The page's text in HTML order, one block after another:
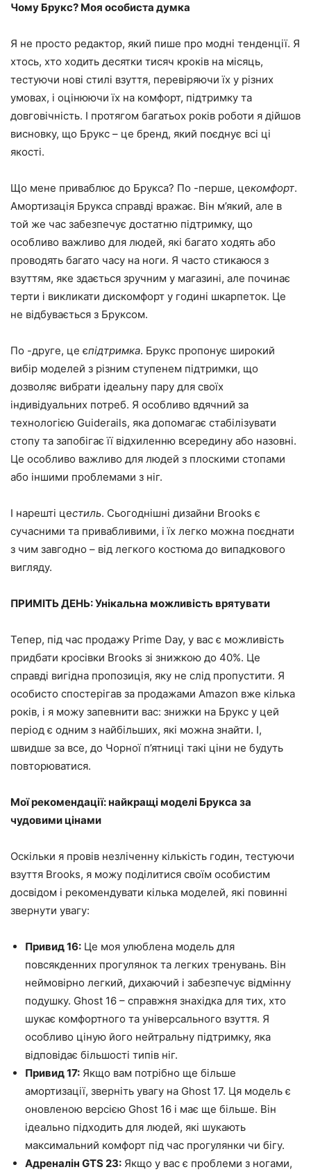
Чому Брукс? Моя особиста думка
Я не просто редактор, який пише про модні тенденції. Я
хтось, хто ходить десятки тисяч кроків на місяць,
тестуючи нові стилі взуття, перевіряючи їх у різних
умовах, і оцінюючи їх на комфорт, підтримку та
довговічність. І протягом багатьох років роботи я дійшов
висновку, що Брукс – це бренд, який поєднує всі ці
якості.
Що мене приваблює до Брукса? По -перше, цекомфорт.
Амортизація Брукса справді вражає. Він м’який, але в
той же час забезпечує достатню підтримку, що
особливо важливо для людей, які багато ходять або
проводять багато часу на ноги. Я часто стикаюся з
взуттям, яке здається зручним у магазині, але починає
терти і викликати дискомфорт у годині шкарпеток. Це
не відбувається з Бруксом.
По -друге, це єпідтримка. Брукс пропонує широкий
вибір моделей з різним ступенем підтримки, що
дозволяє вибрати ідеальну пару для своїх
індивідуальних потреб. Я особливо вдячний за
технологією Guiderails, яка допомагає стабілізувати
стопу та запобігає її відхиленню всередину або назовні.
Це особливо важливо для людей з плоскими стопами
або іншими проблемами з ніг.
І нарешті цестиль. Сьогоднішні дизайни Brooks є
сучасними та привабливими, і їх легко можна поєднати
з чим завгодно – від легкого костюма до випадкового
вигляду.
ПРИМІТЬ ДЕНЬ: Унікальна можливість врятувати
Тепер, під час продажу Prime Day, у вас є можливість
придбати кросівки Brooks зі знижкою до 40%. Це
справді вигідна пропозиція, яку не слід пропустити. Я
особисто спостерігав за продажами Amazon вже кілька
років, і я можу запевнити вас: знижки на Брукс у цей
період є одним з найбільших, які можна знайти. І,
швидше за все, до Чорної п’ятниці такі ціни не будуть
повторюватися.
Мої рекомендації: найкращі моделі Брукса за
чудовими цінами
Оскільки я провів незліченну кількість годин, тестуючи
взуття Brooks, я можу поділитися своїм особистим
досвідом і рекомендувати кілька моделей, які повинні
звернути увагу:
Привид 16: Це моя улюблена модель для
повсякденних прогулянок та легких тренувань. Він
неймовірно легкий, дихаючий і забезпечує відмінну
подушку. Ghost 16 – справжня знахідка для тих, хто
шукає комфортного та універсального взуття. Я
особливо ціную його нейтральну підтримку, яка
відповідає більшості типів ніг.
Привид 17: Якщо вам потрібно ще більше
амортизації, зверніть увагу на Ghost 17. Ця модель є
оновленою версією Ghost 16 і має ще більше. Він
ідеально підходить для людей, які шукають
максимальний комфорт під час прогулянки чи бігу.
Адреналін GTS 23: Якщо у вас є проблеми з ногами,